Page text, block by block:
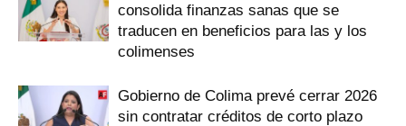
consolida finanzas sanas que se
traducen en beneficios para las y los
colimenses
Gobierno de Colima prevé cerrar 2026
sin contratar créditos de corto plazo